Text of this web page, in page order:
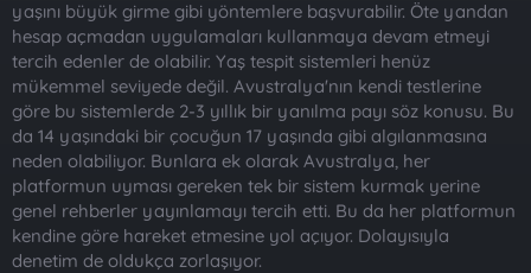
yaşını büyük girme gibi yöntemlere başvurabilir. Öte yandan
hesap açmadan uygulamaları kullanmaya devam etmeyi
tercih edenler de olabilir. Yaş tespit sistemleri henüz
mükemmel seviyede değil. Avustralya'nın kendi testlerine
göre bu sistemlerde 2-3 yıllık bir yanılma payı söz konusu. Bu
da 14 yaşındaki bir çocuğun 17 yaşında gibi algılanmasına
neden olabiliyor. Bunlara ek olarak Avustralya, her
platformun uyması gereken tek bir sistem kurmak yerine
genel rehberler yayınlamayı tercih etti. Bu da her platformun
kendine göre hareket etmesine yol açıyor. Dolayısıyla
denetim de oldukça zorlaşıyor.